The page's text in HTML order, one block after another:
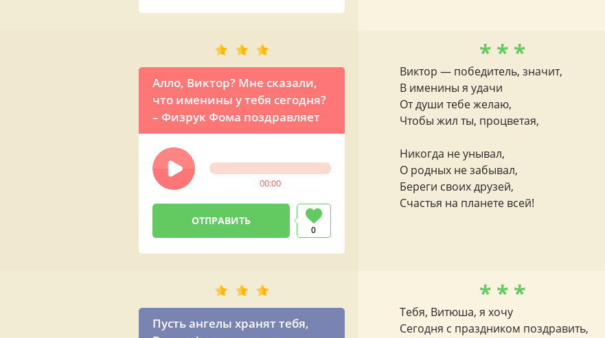
Алло, Виктор? Мне сказали,
что именины у тебя сегодня?
– Физрук Фома поздравляет
00:00
0
* * *
Виктор — победитель, значит,
В именины я удачи
От души тебе желаю,
Чтобы жил ты, процветая,
Никогда не унывал,
О родных не забывал,
Береги своих друзей,
Счастья на планете всей!
Пусть ангелы хранят тебя,
* * *
Тебя, Витюша, я хочу
Сегодня с праздником поздравить,